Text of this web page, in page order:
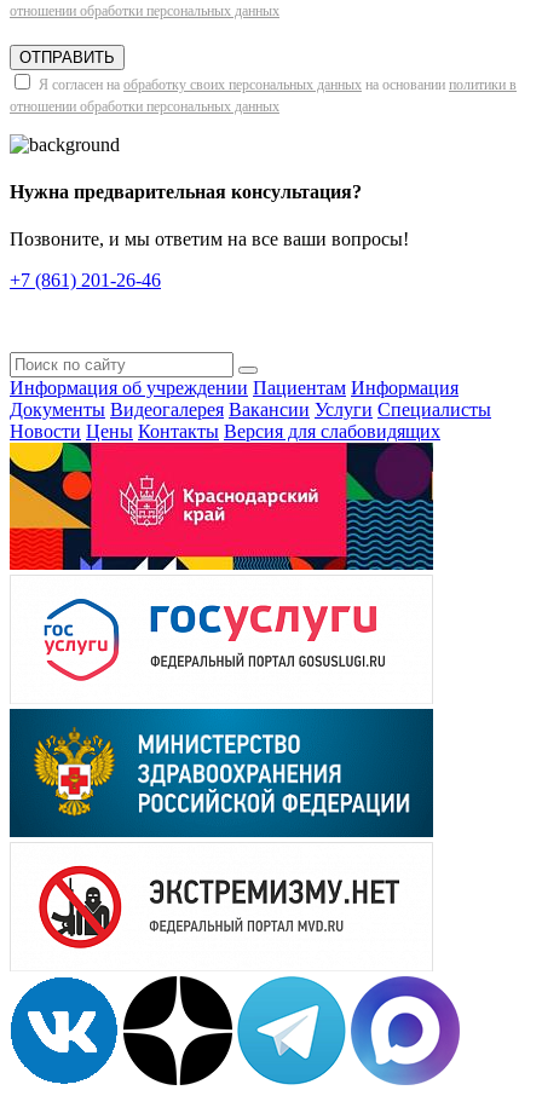
отношении обработки персональных данных
ОТПРАВИТЬ
Я согласен на обработку своих персональных данных на основании политики в
отношении обработки персональных данных
Нужна предварительная консультация?
Позвоните, и мы ответим на все ваши вопросы!
+7 (861) 201-26-46
Информация об учреждении Пациентам Информация
Документы Видеогалерея Вакансии Услуги Специалисты
Новости Цены Контакты Версия для слабовидящих